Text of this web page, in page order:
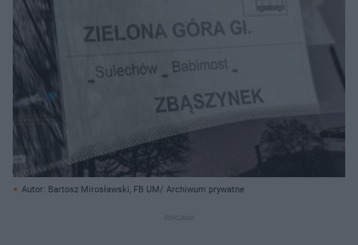
Autor: Bartosz Mirosławski, FB UM/ Archiwum prywatne